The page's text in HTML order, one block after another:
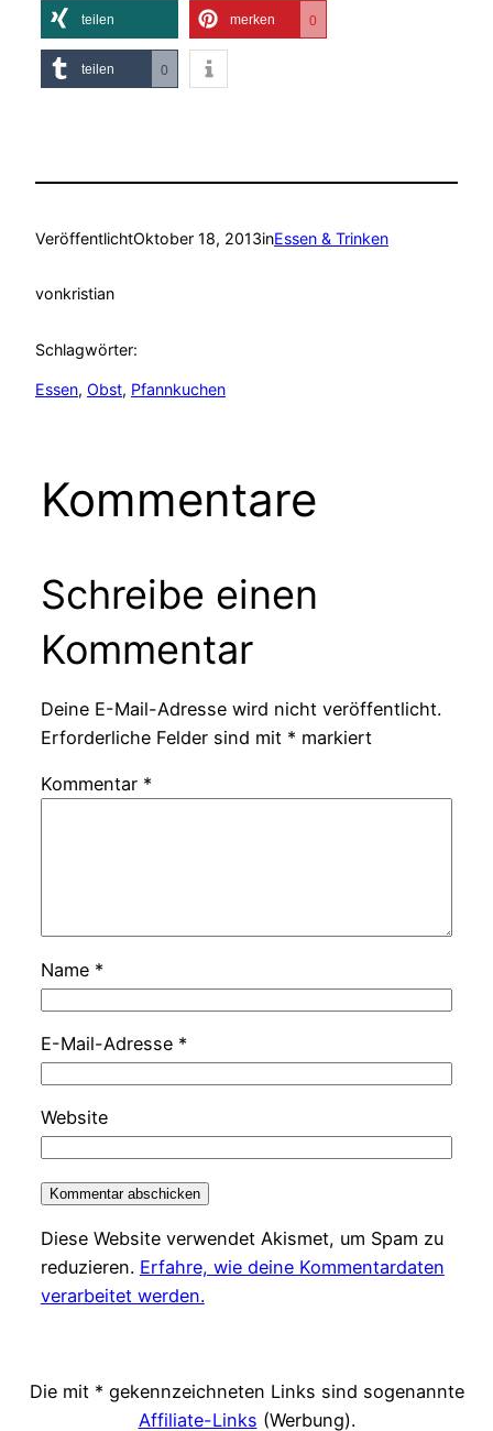
teilen merken 0
teilen 0
VeröffentlichtOktober 18, 2013inEssen & Trinken
vonkristian
Schlagwörter:
Essen, Obst, Pfannkuchen
Kommentare
Schreibe einen
Kommentar
Deine E-Mail-Adresse wird nicht veröffentlicht.
Erforderliche Felder sind mit * markiert
Kommentar *
Name *
E-Mail-Adresse *
Website
Diese Website verwendet Akismet, um Spam zu
reduzieren. Erfahre, wie deine Kommentardaten
verarbeitet werden.
Die mit * gekennzeichneten Links sind sogenannte
Affiliate-Links (Werbung).